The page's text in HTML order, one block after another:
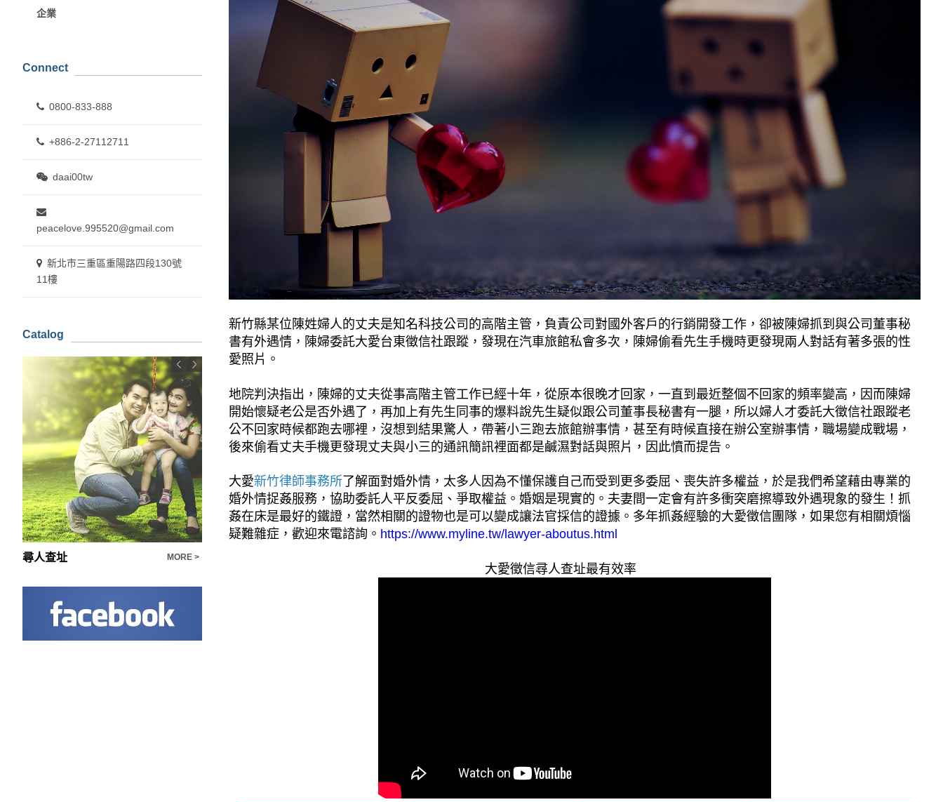
新竹縣某位陳姓婦人的丈夫是知名科技公司的高階主管，負責公司對國外客戶的行銷開發工作，卻被陳婦抓到與公司董事秘
書有外遇情，陳婦委託大愛台東徵信社跟蹤，發現在汽車旅館私會多次，陳婦偷看先生手機時更發現兩人對話有著多張的性
愛照片。
地院判決指出，陳婦的丈夫從事高階主管工作已經十年，從原本很晚才回家，一直到最近整個不回家的頻率變高，因而陳婦
開始懷疑老公是否外遇了，再加上有先生同事的爆料說先生疑似跟公司董事長秘書有一腿，所以婦人才委託大徵信社跟蹤老
公不回家時候都跑去哪裡，沒想到結果驚人，帶著小三跑去旅館辦事情，甚至有時候直接在辦公室辦事情，職場變成戰場，
後來偷看丈夫手機更發現丈夫與小三的通訊簡訊裡面都是鹹濕對話與照片，因此憤而提告。
大愛新竹律師事務所 了解面對婚外情，太多人因為不懂保護自己而受到更多委屈、喪失許多權益，於是我們希望藉由專業的
婚外情捉姦服務，協助委託人平反委屈、爭取權益。婚姻是現實的。夫妻間一定會有許多衝突磨擦導致外遇現象的發生！抓
姦在床是最好的鐵證，當然相關的證物也是可以變成讓法官採信的證據。多年抓姦經驗的大愛徵信團隊，如果您有相關煩惱
疑難雜症，歡迎來電諮詢。 https://www.myline.tw/lawyer-aboutus.html
大愛徵信尋人查址最有效率
企業
Connect
0800-833-888
+886-2-27112711
daai00tw
peacelove.995520@gmail.com
新北市三重區重陽路四段130號
11樓
Catalog
人查址 MORE >